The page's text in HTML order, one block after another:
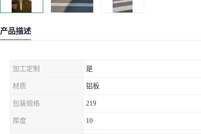
产品描述
加工定制 是
材质 铝板
包装规格 219
厚度 10